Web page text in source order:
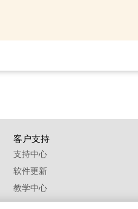
客户支持
支持中心
软件更新
教学中心